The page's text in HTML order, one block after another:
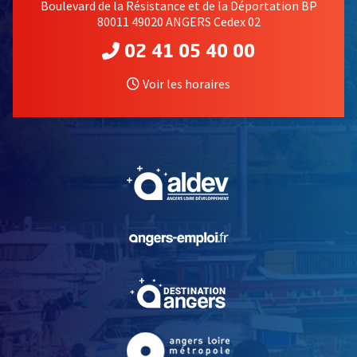
Boulevard de la Résistance et de la Déportation BP
80011 49020 ANGERS Cedex 02
02 41 05 40 00
Voir les horaires
, Ouvre une nouvelle
, Ouvre une nouvelle